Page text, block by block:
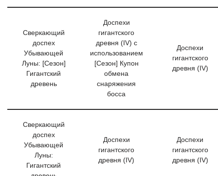
Сверкающий
доспех
Убывающей
Луны: [Сезон]
Гигантский
древень
Доспехи
гигантского
древня (IV) с
использованием
[Сезон] Купон
обмена
снаряжения
босса
Доспехи
гигантского
древня (IV)
Сверкающий
доспех
Убывающей
Луны:
Гигантский
Доспехи
гигантского
древня (IV)
Доспехи
гигантского
древня (IV)